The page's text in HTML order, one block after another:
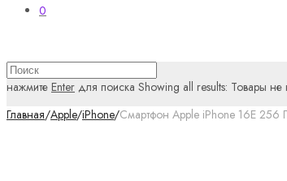
0
нажмите Enter для поиска Showing all results: Товары
Главная/Apple/iPhone/Смартфон Apple iPhone 16E 256